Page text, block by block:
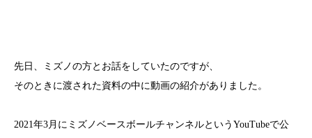
先日、ミズノの方とお話をしていたのですが、
そのときに渡された資料の中に動画の紹介がありました。
2021年3月にミズノベースボールチャンネルというYouTubeで公